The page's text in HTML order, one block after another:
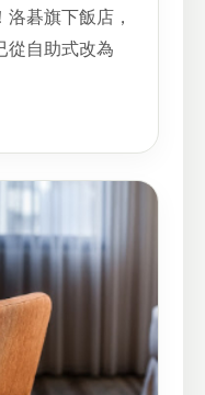
碁旗下飯店，
從自助式改為